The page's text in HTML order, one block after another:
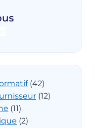
(42)
(12)
(11)
(2)